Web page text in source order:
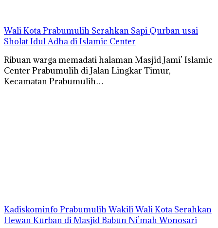
Wali Kota Prabumulih Serahkan Sapi Qurban usai
Sholat Idul Adha di Islamic Center
Ribuan warga memadati halaman Masjid Jami’ Islamic
Center Prabumulih di Jalan Lingkar Timur,
Kecamatan Prabumulih…
Kadiskominfo Prabumulih Wakili Wali Kota Serahkan
Hewan Kurban di Masjid Babun Ni’mah Wonosari